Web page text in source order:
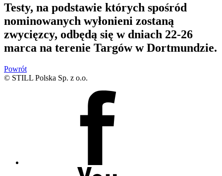
Testy, na podstawie których spośród
nominowanych wyłonieni zostaną
zwycięzcy, odbędą się w dniach 22-26
marca na terenie Targów w Dortmundzie.
Powrót
© STILL Polska Sp. z o.o.